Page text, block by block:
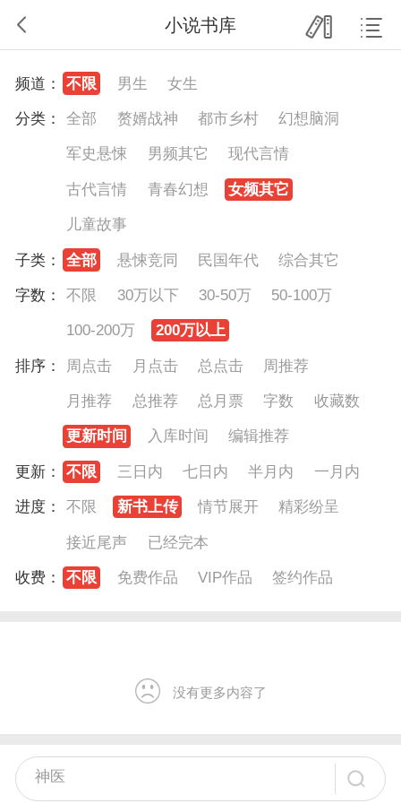
小说书库
频道： 不限 男生
女生
分类：
全部 赘婿战神 都市乡村
幻想脑洞
军史悬悚
男频其它
现代言情
古代言情
青春幻想
女频其它
儿童故事
子类：
全部 悬悚竞同 民国年代
综合其它
字数：
不限 30万以下 30-50万
50-100万
100-200万
200万以上
排序：
周点击 月点击 总点击
周推荐
月推荐
总推荐 总月票 字数
收藏数
更新时间
入库时间
编辑推荐
更新：
不限 三日内 七日内 半月内
一月内
进度：
不限 新书上传 情节展开
精彩纷呈
接近尾声
已经完本
收费：
不限 免费作品 VIP作品 签约作品
没有更多内容了